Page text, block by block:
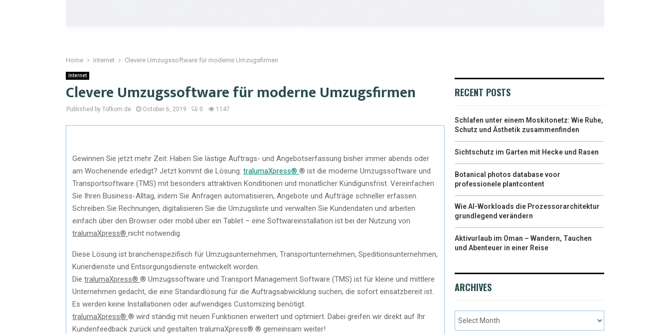
Home Internet Clevere Umzugssoftware für moderne Umzugsfirmen
Internet
Clevere Umzugssoftware für moderne Umzugsfirmen
Published by Tofkom.de October 6, 2019 0 1147
Gewinnen Sie jetzt mehr Zeit: Haben Sie lästige Auftrags- und Angebotserfassung bisher immer abends oder
am Wochenende erledigt? Jetzt kommt die Lösung: tralumaXpress® ® ist die moderne Umzugssoftware und
Transportsoftware (TMS) mit besonders attraktiven Konditionen und monatlicher Kündigunsfrist. Vereinfachen
Sie Ihren Business-Alltag, indem Sie Anfragen automatisieren, Angebote und Aufträge schneller erfassen.
Schreiben Sie Rechnungen, digitalisieren Sie die Umzugsliste und verwalten Sie Kundendaten und arbeiten
einfach über den Browser oder mobil über ein Tablet – eine Softwareinstallation ist bei der Nutzung von
tralumaXpress® nicht notwendig.
Diese Lösung ist branchenspezifisch für Umzugsunternehmen, Transportunternehmen, Speditionsunternehmen,
Kurierdienste und Entsorgungsdienste entwickelt worden.
Die tralumaXpress® ® Umzugssoftware und Transport Management Software (TMS) ist für kleine und mittlere
Unternehmen gedacht, die eine Standardlösung für die Auftragsabwicklung suchen, die sofort einsatzbereit ist.
Es werden keine Installationen oder aufwendiges Customizing benötigt.
tralumaXpress® ® wird ständig mit neuen Funktionen erweitert und optimiert. Dabei greifen wir direkt auf Ihr
Kundenfeedback zurück und gestalten tralumaXpress® ® gemeinsam weiter!
RECENT POSTS
Schlafen unter einem Moskitonetz: Wie Ruhe,
Schutz und Ästhetik zusammenfinden
Sichtschutz im Garten mit Hecke und Rasen
Botanical photos database voor
professionele plantcontent
Wie AI-Workloads die Prozessorarchitektur
grundlegend verändern
Aktivurlaub im Oman – Wandern, Tauchen
und Abenteuer in einer Reise
ARCHIVES